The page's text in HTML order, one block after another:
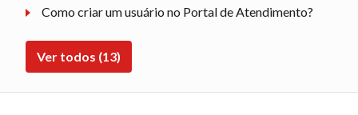
Como criar um usuário no Portal de Atendimento?
Ver todos (13)